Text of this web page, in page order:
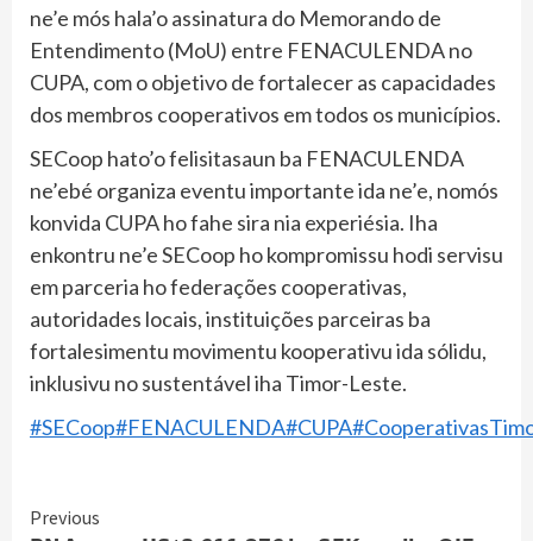
ne’e mós hala’o assinatura do Memorando de
Entendimento (MoU) entre FENACULENDA no
CUPA, com o objetivo de fortalecer as capacidades
dos membros cooperativos em todos os municípios.
SECoop hato’o felisitasaun ba FENACULENDA
ne’ebé organiza eventu importante ida ne’e, nomós
konvida CUPA ho fahe sira nia experiésia. Iha
enkontru ne’e SECoop ho kompromissu hodi servisu
em parceria ho federações cooperativas,
autoridades locais, instituições parceiras ba
fortalesimentu movimentu kooperativu ida sólidu,
inklusivu no sustentável iha Timor-Leste.
#SECoop#FENACULENDA#CUPA
Continue
Previous